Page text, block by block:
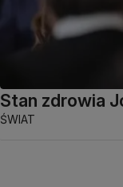
Stan zdrowia
ŚWIAT